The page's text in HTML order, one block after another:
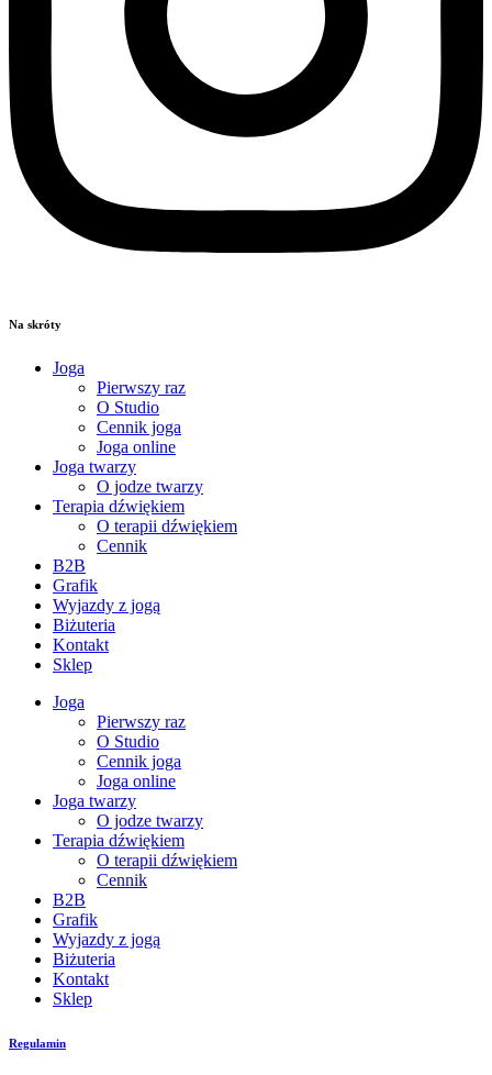
Na skróty
Joga
Pierwszy raz
O Studio
Cennik joga
Joga online
Joga twarzy
O jodze twarzy
Terapia dźwiękiem
O terapii dźwiękiem
Cennik
B2B
Grafik
Wyjazdy z jogą
Biżuteria
Kontakt
Sklep
Joga
Pierwszy raz
O Studio
Cennik joga
Joga online
Joga twarzy
O jodze twarzy
Terapia dźwiękiem
O terapii dźwiękiem
Cennik
B2B
Grafik
Wyjazdy z jogą
Biżuteria
Kontakt
Sklep
Regulamin